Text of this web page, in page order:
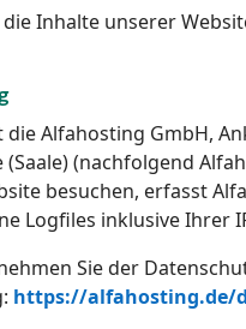
Inhalte unserer
die Alfahosting GmbH,
(Saale) (nachfolgend
besuchen, erfasst
Logfiles inklusive Ihrer
Sie der
https://alfahosting.de/